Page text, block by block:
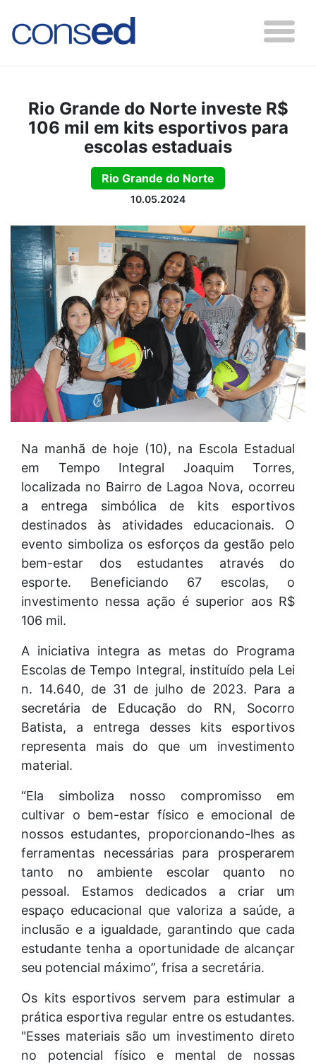
Rio Grande do Norte investe R$
106 mil em kits esportivos para
escolas estaduais
Rio Grande do Norte
10.05.2024
Na manhã de hoje (10), na Escola Estadual
em Tempo Integral Joaquim Torres,
localizada no Bairro de Lagoa Nova, ocorreu
a entrega simbólica de kits esportivos
destinados às atividades educacionais. O
evento simboliza os esforços da gestão pelo
bem-estar dos estudantes através do
esporte. Beneficiando 67 escolas, o
investimento nessa ação é superior aos R$
106 mil.
A iniciativa integra as metas do Programa
Escolas de Tempo Integral, instituído pela Lei
n. 14.640, de 31 de julho de 2023. Para a
secretária de Educação do RN, Socorro
Batista, a entrega desses kits esportivos
representa mais do que um investimento
material.
“Ela simboliza nosso compromisso em
cultivar o bem-estar físico e emocional de
nossos estudantes, proporcionando-lhes as
ferramentas necessárias para prosperarem
tanto no ambiente escolar quanto no
pessoal. Estamos dedicados a criar um
espaço educacional que valoriza a saúde, a
inclusão e a igualdade, garantindo que cada
estudante tenha a oportunidade de alcançar
seu potencial máximo”, frisa a secretária.
Os kits esportivos servem para estimular a
prática esportiva regular entre os estudantes.
"Esses materiais são um investimento direto
no potencial físico e mental de nossas